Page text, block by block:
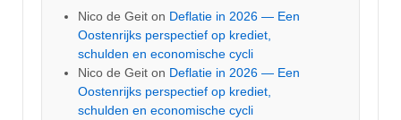
Nico de Geit on Deflatie in 2026 — Een
Oostenrijks perspectief op krediet,
schulden en economische cycli
Nico de Geit on Deflatie in 2026 — Een
Oostenrijks perspectief op krediet,
schulden en economische cycli